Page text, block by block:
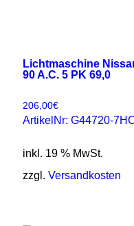
Lichtmaschine
90 A.C. 5 PK 69,0
206,00€
ArtikelNr: G44720-
inkl. 19 % MwSt.
zzgl. Versandkosten